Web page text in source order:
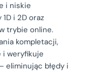
i niskie
i 2D oraz
trybie online.
kompletacji,
i weryfikuje
eliminując błędy i